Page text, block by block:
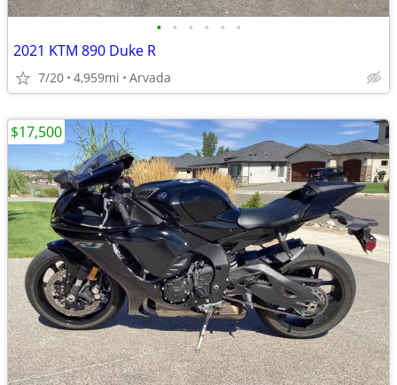
• • • • • •
2021 KTM 890 Duke R
7/20 4,959mi Arvada
$17,500